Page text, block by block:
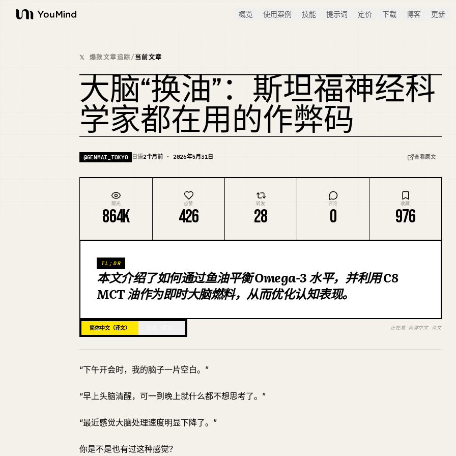
YouMind
概览 使用案例 技能 提示词 定价 下载 博客 更新
𝕏 爆款文章追踪/当前文章
大脑“换油”：斯坦福神经科
学家都在用的作弊码
@GENMAI_TOKYO 日语2个月前 · 2026年5月31日 查看原文
曝光
864K
点赞
426
转发
28
评论
0
收藏
976
TL;DR
本文介绍了如何通过鱼油平衡 Omega-3 水平，并利用 C8
MCT 油作为即时大脑燃料，从而优化认知表现。
简体中文（译文） 正在看 简体中文 译文
“下午开会时，我的脑子一片空白。”
“早上头脑清醒，可一到晚上就什么都不想思考了。”
“最近感觉大脑处理速度明显下降了。”
你是不是也有过这种感觉？